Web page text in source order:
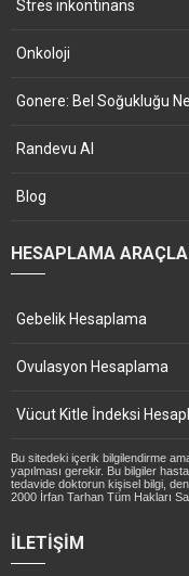
Stres inkontinans
Onkoloji
Gonere: Bel Soğukluğu
Randevu Al
Blog
HESAPLAMA
Gebelik Hesaplama
Ovulasyon Hesaplama
Vücut Kitle İndeksi
Bu sitedeki içerik bilgilendirme
yapılması gerekir. Bu bilgiler
tedavide doktorun kişisel bilgi,
2000 İrfan Tarhan Tüm Hakları
İLETIŞIM